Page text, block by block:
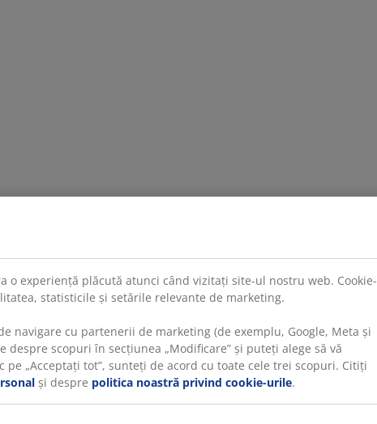
o experiență plăcută atunci când vizitați site-ul nostru web. Cookie-
statisticile și setările relevante de marketing.
navigare cu partenerii de marketing (de exemplu, Google, Meta și
scopuri în secțiunea „Modificare” și puteți alege să vă
„Acceptați tot”, sunteți de acord cu toate cele trei scopuri. Citiți
și despre politica noastră privind cookie-urile.